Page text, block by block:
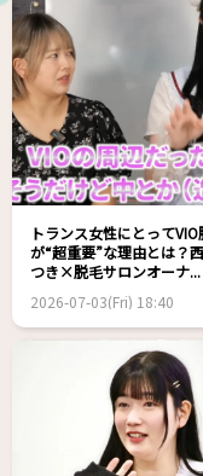
トランス女性にとってVIO
が“超重要”な理由とは？
つき×脱毛サロンオーナ...
2026-07-03(Fri) 18:40